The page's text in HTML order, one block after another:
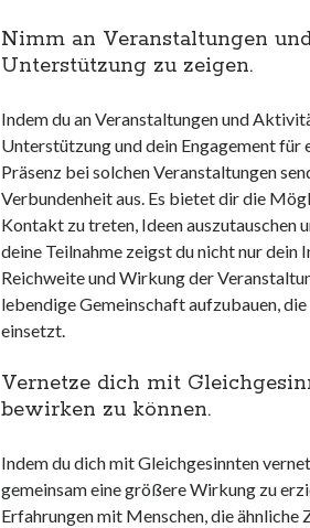
Nimm an Veranstaltungen
Unterstützung zu zeigen.
Indem du an Veranstaltungen und
Unterstützung und dein Engagement
Präsenz bei solchen Veranstaltungen
Verbundenheit aus. Es bietet dir die
Kontakt zu treten, Ideen auszutauschen
deine Teilnahme zeigst du nicht nur dein
Reichweite und Wirkung der
lebendige Gemeinschaft aufzubauen,
einsetzt.
Vernetze dich mit
bewirken zu können.
Indem du dich mit Gleichgesinnten
gemeinsam eine größere Wirkung zu
Erfahrungen mit Menschen, die